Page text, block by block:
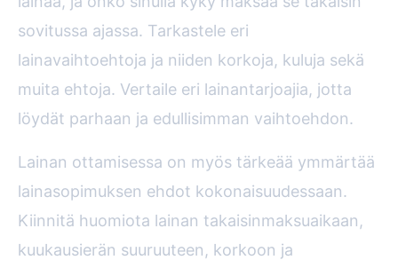
sovitussa ajassa. Tarkastele eri
lainavaihtoehtoja ja niiden korkoja, kuluja sekä
muita ehtoja. Vertaile eri lainantarjoajia, jotta
löydät parhaan ja edullisimman vaihtoehdon.
Lainan ottamisessa on myös tärkeää ymmärtää
lainasopimuksen ehdot kokonaisuudessaan.
Kiinnitä huomiota lainan takaisinmaksuaikaan,
kuukausierän suuruuteen, korkoon ja